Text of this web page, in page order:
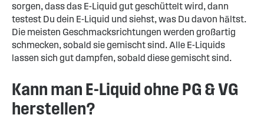
sorgen, dass das E-Liquid gut geschüttelt wird, dann
testest Du dein E-Liquid und siehst, was Du davon hältst.
Die meisten Geschmacksrichtungen werden großartig
schmecken, sobald sie gemischt sind. Alle E-Liquids
lassen sich gut dampfen, sobald diese gemischt sind.
Kann man E-Liquid ohne PG & VG
herstellen?